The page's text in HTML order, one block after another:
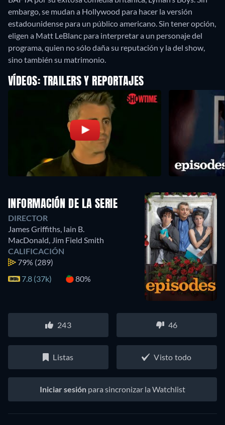
embargo, se mudan a Hollywood para hacer la versión
estadounidense para un público americano. Sin tener opción,
eligen a Matt LeBlanc para interpretar a un personaje del
programa, quien no sólo daña su reputación y la del show,
sino también su matrimonio.
VÍDEOS: TRAILERS Y REPORTAJES
INFORMACIÓN DE LA SERIE
DIRECTOR
James Griffiths Iain B.
MacDonald Jim Field Smith
CALIFICACIÓN
79% (289)
7.8 (37k)
80%
243 46
Listas Visto todo
Iniciar sesión para sincronizar la Watchlist